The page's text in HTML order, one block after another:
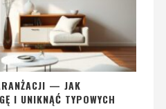
— JAK
I UNIKNĄĆ TYPOWYCH